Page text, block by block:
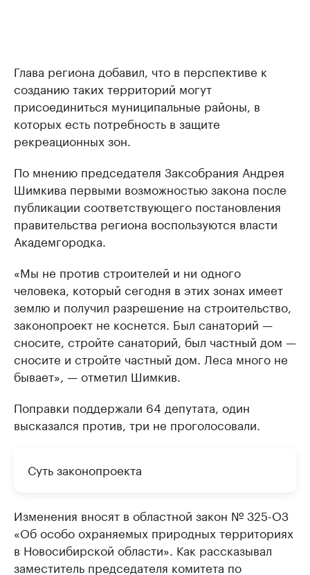
Глава региона добавил, что в перспективе к
созданию таких территорий могут
присоединиться муниципальные районы, в
которых есть потребность в защите
рекреационных зон.
По мнению председателя Заксобрания Андрея
Шимкива первыми возможностью закона после
публикации соответствующего постановления
правительства региона воспользуются власти
Академгородка.
«Мы не против строителей и ни одного
человека, который сегодня в этих зонах имеет
землю и получил разрешение на строительство,
законопроект не коснется. Был санаторий —
сносите, стройте санаторий, был частный дом —
сносите и стройте частный дом. Леса много не
бывает», — отметил Шимкив.
Поправки поддержали 64 депутата, один
высказался против, три не проголосовали.
Суть законопроекта
Изменения вносят в областной закон № 325-ОЗ
«Об особо охраняемых природных территориях
в Новосибирской области». Как рассказывал
заместитель председателя комитета по